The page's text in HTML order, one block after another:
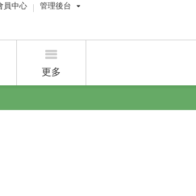
員中心 管理後台
經紀人員管理後台
更多